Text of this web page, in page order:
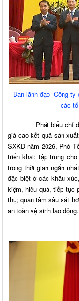
Ban lãnh đạo Công ty
các
Phát biểu chỉ đạo tại
giá cao kết quả sản
SXKD năm 2026, Phó
triển khai: tập trung
trong thời gian ngắn
đặc biệt ở các khâu
kiệm, hiệu quả, tiếp tục
thụ; quan tâm sâu sát
an toàn vệ sinh lao động.